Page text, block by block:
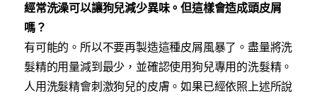
經常洗澡可以讓狗兒減少異味。但這樣會造成頭皮屑
嗎？
有可能的。所以不要再製造這種皮屑風暴了。盡量將洗
髮精的用量減到最少，並確認使用狗兒專用的洗髮精。
人用洗髮精會刺激狗兒的皮膚。如果已經依照上述所說